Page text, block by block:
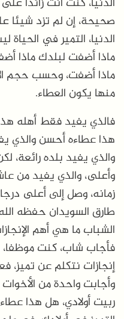
صحيحة، إن لم تزد شيئا
الدنيا، التمير في
ماذا أضفت لبلدك ماذا
ماذا أضفت، وحسب حجم
منها يكون العطاء.
فالذي يفيد فقط أهله
هذا عطاءه أحسن والذي
والذي يفيد بلده رائعة،
وأعلى، والذي يفيد من
زمانه، وصل إلى أعلى
طارق السويدان حفظه
الشباب ما هي أهم
فأجاب شاب، كنت موظفا،
إنجازات نتكلم عن تميز،
وأجابت واحدة من
ربيت أولادي، هل هذا